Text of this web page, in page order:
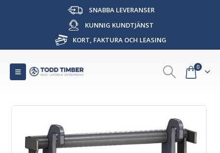
SNABBA LEVERANSER
KUNNIG KUNDTJÄNST
KORT, FAKTURA OCH LEASING
0